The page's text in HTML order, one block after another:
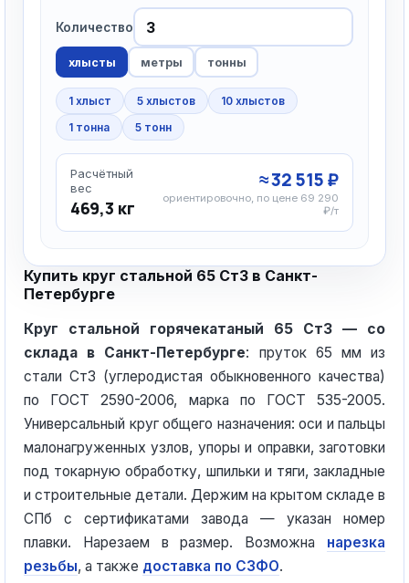
Количество
хлысты метры тонны
1 хлыст 5 хлыстов
10 хлыстов
1 тонна
5 тонн
Расчётный
вес
469,3 кг
≈ 32 515 ₽
ориентировочно, по цене 69 290
₽/т
Купить круг стальной 65 Ст3 в Санкт-
Петербурге
Круг стальной горячекатаный 65 Ст3 — со
склада в Санкт-Петербурге: пруток 65 мм из
стали Ст3 (углеродистая обыкновенного качества)
по ГОСТ 2590-2006, марка по ГОСТ 535-2005.
Универсальный круг общего назначения: оси и пальцы
малонагруженных узлов, упоры и оправки, заготовки
под токарную обработку, шпильки и тяги, закладные
и строительные детали. Держим на крытом складе в
СПб с сертификатами завода — указан номер
плавки. Нарезаем в размер. Возможна нарезка
резьбы, а также доставка по СЗФО.